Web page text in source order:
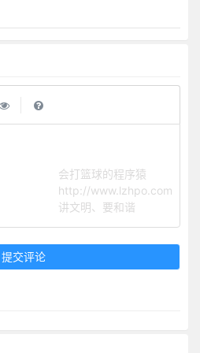
会打篮球的程序猿
http://www.lzhpo.com
讲文明、要和谐
提交评论